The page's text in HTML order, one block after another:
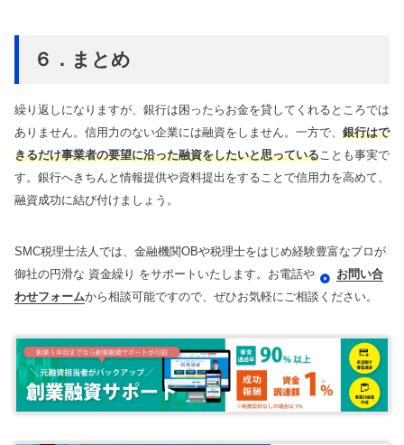
６．まとめ
繰り返しになりますが、銀行は困ったらお金を貸してくれるところでは
ありません。信用力のない企業には融資をしません。一方で、 銀行はで
きるだけ事業者の要望に沿った融資をしたいと思っていることも事実で
す。銀行へきちんと情報提供や資料提出をすることで信用力を高めて、
融資成功に結び付けましょう。
SMC税理士法人では、金融機関OBや税理士をはじめ経験豊富なプロが
御社の円滑な 資金繰り をサポートいたします。お電話や
お問い合
わせフォームから相談可能ですので、ぜひお気軽にご相談ください。